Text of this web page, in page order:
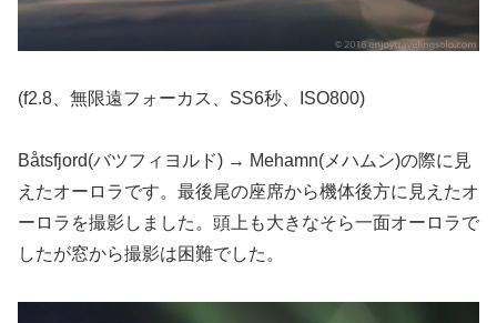
(f2.8、無限遠フォーカス、SS6秒、ISO800)
Båtsfjord(バツフィヨルド) → Mehamn(メハムン)の際に見
えたオーロラです。最後尾の座席から機体後方に見えたオ
ーロラを撮影しました。頭上も大きなそら一面オーロラで
したが窓から撮影は困難でした。